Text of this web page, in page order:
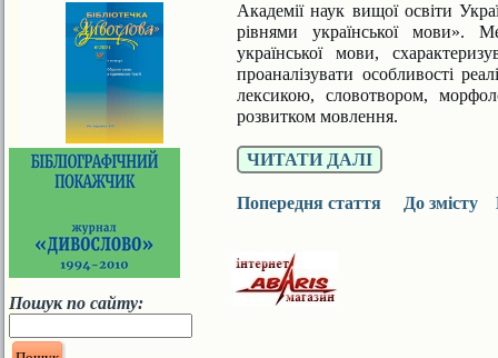
Пошук по сайту:
Академії наук вищої освіти
рівнями української мови».
української мови,
проаналізувати особливості
лексикою, сло­вотвором,
розвитком мовлення.
ЧИТАТИ ДАЛІ
Попередня стаття До змісту